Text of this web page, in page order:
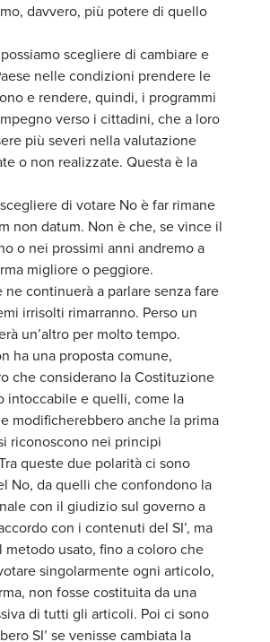
davvero, più potere di quello
scegliere di cambiare e
nelle condizioni prendere le
e rendere, quindi, i programmi
verso i cittadini, che a loro
più severi nella valutazione
o non realizzate. Questa è la
di votare No è far rimane
non datum. Non è che, se vince il
o nei prossimi anni andremo a
migliore o peggiore.
continuerà a parlare senza fare
irrisolti rimarranno. Perso un
un’altro per molto tempo.
ha una proposta comune,
che considerano la Costituzione
intoccabile e quelli, come la
modificherebbero anche la prima
riconoscono nei principi
queste due polarità ci sono
No, da quelli che confondono la
con il giudizio sul governo a
con i contenuti del SI’, ma
usato, fino a coloro che
singolarmente ogni articolo,
non fosse costituita da una
di tutti gli articoli. Poi ci sono
SI’ se venisse cambiata la